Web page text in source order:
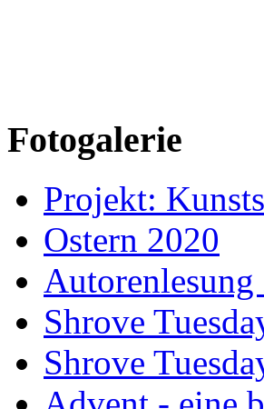
Fotogalerie
Projekt:
Ostern 2020
Autorenlesung
Shrove
Shrove